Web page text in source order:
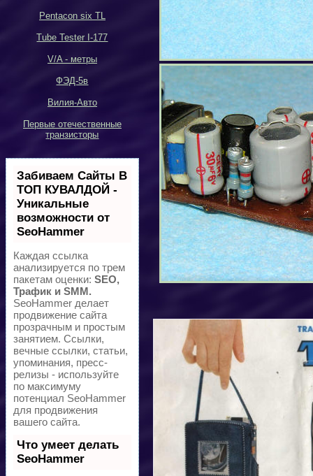
Pentacon six TL
Tube Tester I-177
V/A - метры
ФЭД-5в
Вилия-Авто
Первые отечественные
транзисторы
Забиваем Сайты В
ТОП КУВАЛДОЙ -
Уникальные
возможности от
SeoHammer
Каждая ссылка
анализируется по трем
пакетам оценки: SEO,
Трафик и SMM.
SeoHammer делает
продвижение сайта
прозрачным и простым
занятием. Ссылки,
вечные ссылки, статьи,
упоминания, пресс-
релизы - используйте
по максимуму
потенциал SeoHammer
для продвижения
вашего сайта.
Что умеет делать
SeoHammer